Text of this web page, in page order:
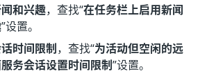
和兴趣，查找“在任务栏上启用新闻
”设置。
时间限制，查找“为活动但空闲的远
务会话设置时间限制”设置。